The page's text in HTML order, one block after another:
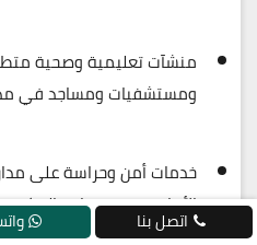
منشآت تعليمية وصحية
ومستشفيات ومساجد في
خدمات أمن وحراسةعلى
الأمان في مدن راس الحكمة.
اتصل بنا